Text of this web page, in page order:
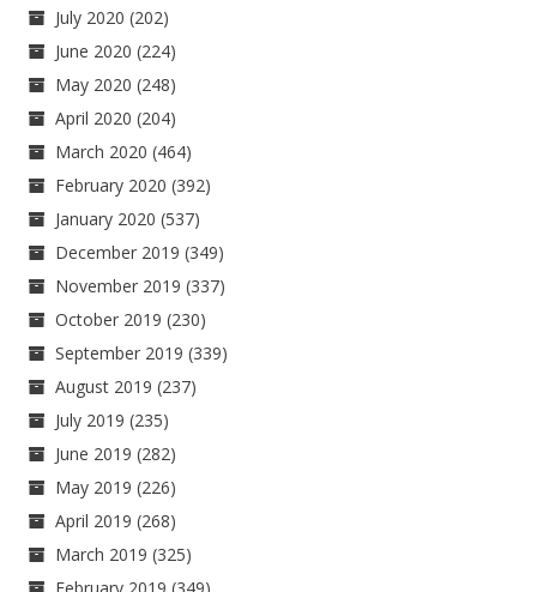
July 2020 (202)
June 2020 (224)
May 2020 (248)
April 2020 (204)
March 2020 (464)
February 2020 (392)
January 2020 (537)
December 2019 (349)
November 2019 (337)
October 2019 (230)
September 2019 (339)
August 2019 (237)
July 2019 (235)
June 2019 (282)
May 2019 (226)
April 2019 (268)
March 2019 (325)